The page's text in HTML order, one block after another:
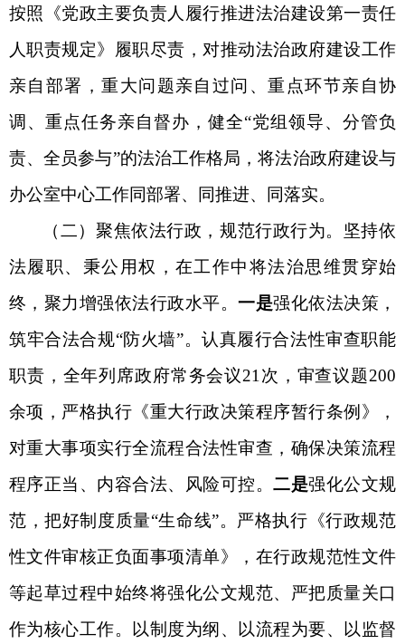
按照《党政主要负责人履行推进法治建设第一责任
人职责规定》履职尽责 ， 对推动法治政府建设工作
亲自部署，重大问题亲自过问、重点环节亲自协
调、重点任务亲自督办， 健全“党组领导、分管负
责、全员参与”的法治工作格局，将法治政府建设与
办公室中心工作同部署、同推进、同落实。
（二）聚焦依法行政， 规范行政行为。
坚持依
法履职、秉公用权，在工作中将法治思维贯穿始
终，聚力增强依法行政水平。一是强化依法决策，
筑牢合法合规“防火墙”。认真履行合法性审查职能
职责，全年列席政府常务会议21次，审查议题200
余项，严格执行《重大行政决策程序暂行条例》，
对重大事项实行全流程合法性审查，确保决策流程
程序正当、内容合法、风险可控。二是强化公文规
范，把好制度质量“生命线”。严格执行《行政规范
性文件审核正负面事项清单》，在行政规范性文件
等起草过程中始终将强化公文规范、严把质量关口
作为核心工作。以制度为纲、以流程为要、以监督